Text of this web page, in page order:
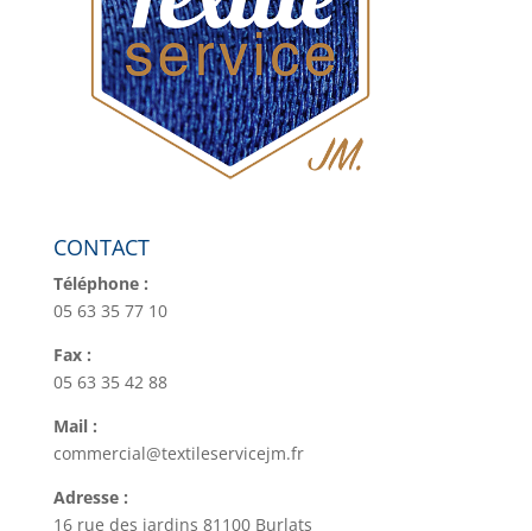
CONTACT
Téléphone :
05 63 35 77 10
Fax :
05 63 35 42 88
Mail :
commercial@textileservicejm.fr
Adresse :
16 rue des jardins 81100 Burlats